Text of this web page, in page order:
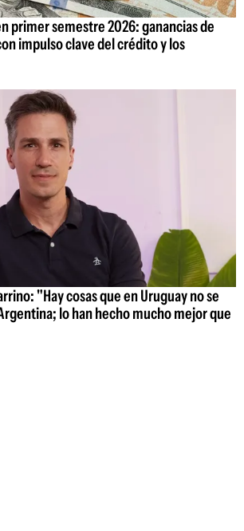
primer semestre 2026: ganancias de
impulso clave del crédito y los
"Hay cosas que en Uruguay no se
lo han hecho mucho mejor que